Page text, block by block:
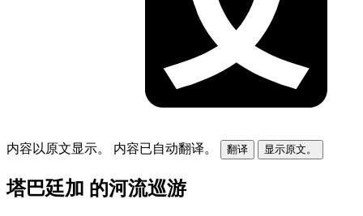
内容以原文显示。 内容已自动翻译。 翻译 显示原文。
塔巴廷加 的河流巡游